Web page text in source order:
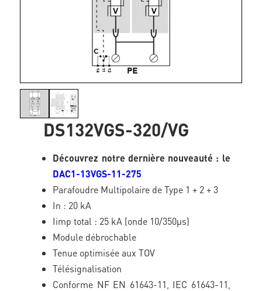
DS132VGS-320/VG
Découvrez notre dernière nouveauté : le
DAC1-13VGS-11-275
Parafoudre Multipolaire de Type 1 + 2 + 3
In : 20 kA
Iimp total : 25 kA (onde 10/350µs)
Module débrochable
Tenue optimisée aux TOV
Télésignalisation
Conforme NF EN 61643-11, IEC 61643-11,